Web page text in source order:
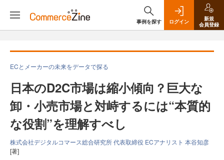
事例を探す ログイン
新規
会員登録
ECとメーカーの未来をデータで探る
日本のD2C市場は縮小傾向？巨大な
卸・小売市場と対峙するには“本質的
な役割”を理解すべし
株式会社デジタルコマース総合研究所 代表取締役 ECアナリスト 本谷知彦
[著]